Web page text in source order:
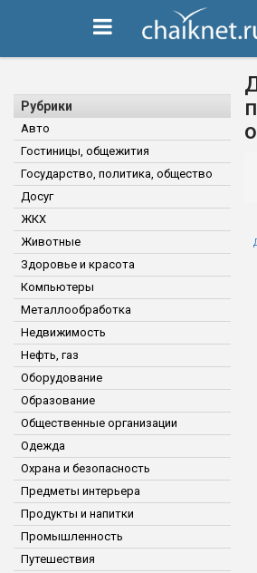
Рубрики
Авто
Гостиницы, общежития
Государство, политика, общество
Досуг
ЖКХ
Животные
Здоровье и красота
Компьютеры
Металлообработка
Недвижимость
Нефть, газ
Оборудование
Образование
Общественные организации
Одежда
Охрана и безопасность
Предметы интерьера
Продукты и напитки
Промышленность
Путешествия